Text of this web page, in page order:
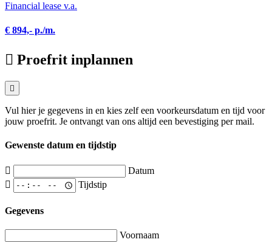
Financial lease v.a.
€ 894,- p./m.
Proefrit inplannen
Vul hier je gegevens in en kies zelf een voorkeursdatum en tijd voor
jouw proefrit. Je ontvangt van ons altijd een bevestiging per mail.
Gewenste datum en tijdstip
Datum
Tijdstip
Gegevens
Voornaam